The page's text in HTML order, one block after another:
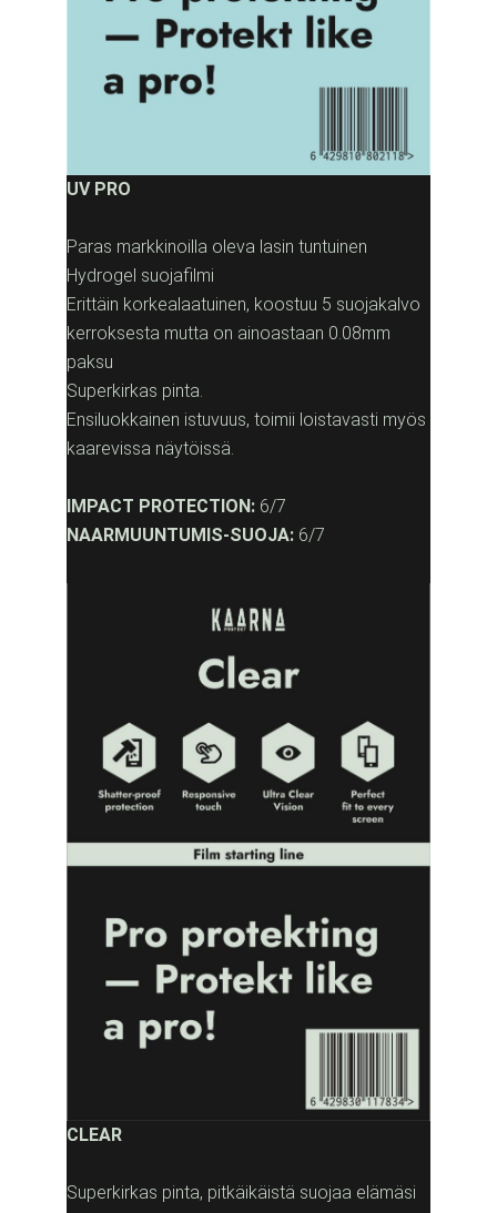
UV PRO
Paras markkinoilla oleva lasin tuntuinen
Hydrogel suojafilmi
Erittäin korkealaatuinen, koostuu 5 suojakalvo
kerroksesta mutta on ainoastaan 0.08mm
paksu
Superkirkas pinta.
Ensiluokkainen istuvuus, toimii loistavasti myös
kaarevissa näytöissä.
IMPACT PROTECTION: 6/7
NAARMUUNTUMIS-SUOJA: 6/7
CLEAR
Superkirkas pinta, pitkäikäistä suojaa elämäsi